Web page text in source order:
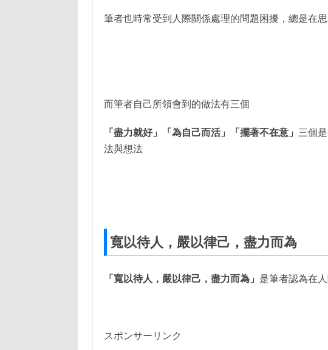
筆者也時常受到人際關係處理的問題困擾，總是在
而筆者自己所領會到的做法有三個
「盡力就好」「為自己而活」「擺著不在意」 三個
法與想法
寬以待人，嚴以律己，盡力而為
「寬以待人，嚴以律己，盡力而為」 是筆者認為在
スポンサーリンク